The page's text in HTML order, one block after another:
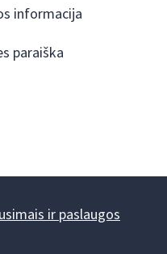
informacija
paraiška
ir paslaugos